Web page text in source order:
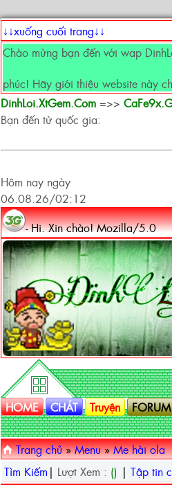
↓↓xuống cuối trang↓↓
Chào mừng bạn đến với wap
phúc! Hãy giới thiệu website này
DinhLoi.XtGem.Com=>>
Bạn đến từ quốc gia:
Hôm nay ngày
06.08.26/02:12
- Hi. Xin chào! Mozilla/5.0
.
HOME
CHÁT Truyện FORUM
Trang chủ» Menu»Me hài ola
Tìm Kiếm | Lượt Xem : () | Tập tin